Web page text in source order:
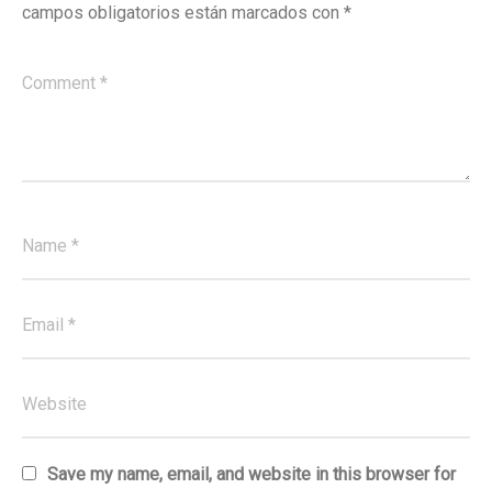
campos obligatorios están marcados con *
Save my name, email, and website in this browser for